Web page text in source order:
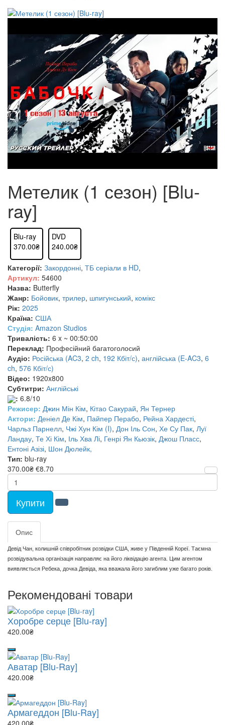
Метелик (1 сезон) [Blu-
ray]
Blu-ray
370.00₴
DVD
240.00₴
Категорії: Закордонні, ТБ серіали в HD,
Артикул: 54600
Назва: Butterfly
Жанр: Бойовик, трилер, шпигунський, комікс
Рік: 2025
Країна: США
Студія: Amazon Studios
Тривалість: 6 x ~ 00:50:00
Переклад: Професійний багатоголосий
Аудіо: Російська (AC3, 2 ch, 192 Кбіт/с), англійська (E-AC3, 6
ch, 576 Кбіт/с)
Відео: 1920x800
Субтитри: Англійські
: 6.8/10
Режисер: Джин Мін Кім, Кітао Сакурай, Ян Тернер
Актори: Деніел Де Кім, Пайпер Перабо, Рейна Хардесті,
Чарльз Парнелл, Чжі Хун Кім (I), Дон Іль Сон, Хе Су Пак, Луї
Ландау, Те Хі Кім, Іль Хва Лі, Генрі Ян Кьюзік, Джош Пласс,
Ентоні Азізі, Шон Дюлейк,
Тип: blu-ray
370.00₴ €8.70
Купити
Опис
Девід Чан, колишній співробітник розвідки США, живе у Південній Кореї. Таємна
розвідувальна організація направляє на його ліквідацію агента. Цим агентом
виявляється Ребека, дочка Девіда, яка вважала його загиблим уже багато років.
Рекомендовані товари
Хоробре серце [Blu-ray]
420.00₴
Аватар [Blu-Ray]
420.00₴
Армагеддон [Blu-Ray]